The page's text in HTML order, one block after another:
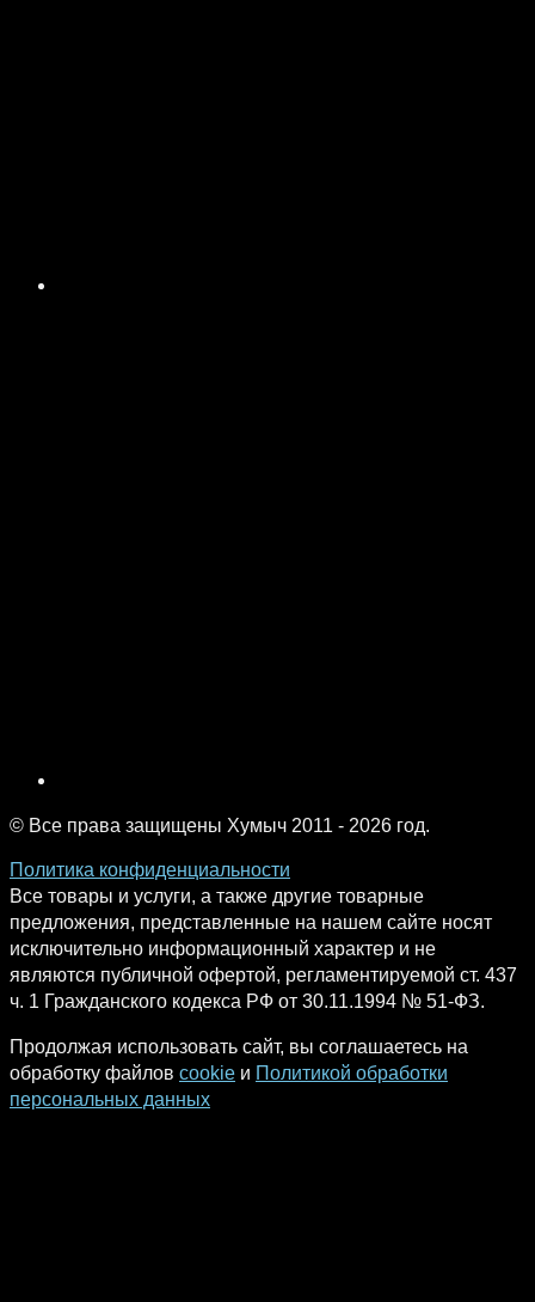
© Все права защищены Хумыч 2011 - 2026 год.
Политика конфиденциальности
Все товары и услуги, а также другие товарные
предложения, представленные на нашем сайте носят
исключительно информационный характер и не
являются публичной офертой, регламентируемой ст. 437
ч. 1 Гражданского кодекса РФ от 30.11.1994 № 51-ФЗ.
Продолжая использовать сайт, вы соглашаетесь на
обработку файлов cookie и Политикой обработки
персональных данных